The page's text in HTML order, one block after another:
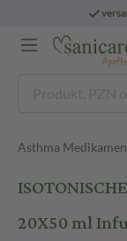
Asthma
20X50 ml